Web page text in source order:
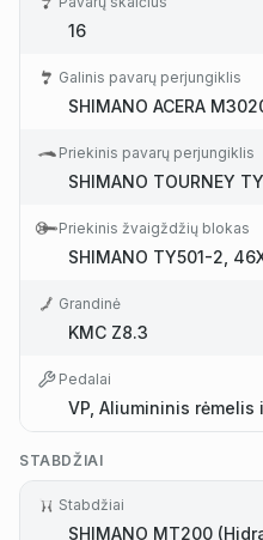
16
Galinis pavarų perjungiklis
SHIMANO ACERA
Priekinis pavarų perjungiklis
SHIMANO TOURNEY
Priekinis žvaigždžių blokas
SHIMANO TY501-2,
Grandinė
KMC Z8.3
Pedalai
VP, Aliumininis rėmelis
STABDŽIAI
Stabdžiai
SHIMANO MT200